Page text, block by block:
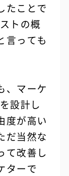
たことで
トの概
言っても
、マーケ
設計し
度が高い
だ当然な
て改善し
ターで